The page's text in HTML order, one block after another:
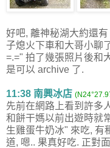
好吧, 離神秘湖大約還
子熄火下車和大哥小聊
=.=" 拍了幾張照片後和
是可以 archive 了.
11:38 南興冰店
先前在網路上看到許多
和餅干媽以前出遊時就
生雞蛋牛奶冰" 來吃, 有
道, 嗯.. 果真好吃. 正對